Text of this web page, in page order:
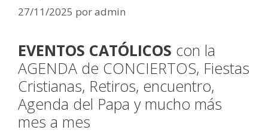
27/11/2025 poradmin
EVENTOS CATÓLICOS con la
AGENDA de CONCIERTOS, Fiestas
Cristianas, Retiros, encuentro,
Agenda del Papa y mucho más
mes a mes